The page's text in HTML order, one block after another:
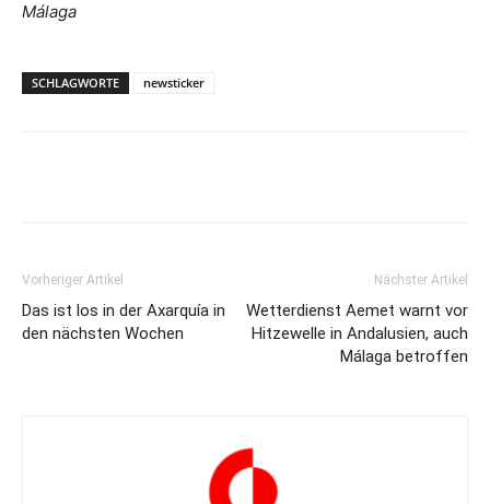
Málaga
SCHLAGWORTE newsticker
Vorheriger Artikel
Das ist los in der Axarquía in
den nächsten Wochen
Nächster Artikel
Wetterdienst Aemet warnt vor
Hitzewelle in Andalusien, auch
Málaga betroffen